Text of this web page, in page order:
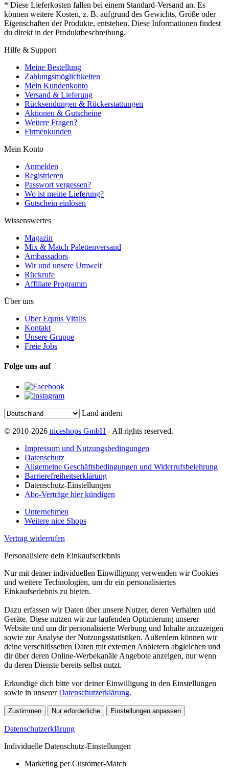
* Diese Lieferkosten fallen bei einem Standard-Versand an. Es
können weitere Kosten, z. B. aufgrund des Gewichts, Größe oder
Eigenschaften der Produkte, entstehen. Diese Informationen findest
du direkt in der Produktbeschreibung.
Hilfe & Support
Meine Bestellung
Zahlungsmöglichkeiten
Mein Kundenkonto
Versand & Lieferung
Rücksendungen & Rückerstattungen
Aktionen & Gutscheine
Weitere Fragen?
Firmenkunden
Mein Konto
Anmelden
Registrieren
Passwort vergessen?
Wo ist meine Lieferung?
Gutschein einlösen
Wissenswertes
Magazin
Mix & Match Palettenversand
Ambassadors
Wir und unsere Umwelt
Rückrufe
Affiliate Programm
Über uns
Über Equus Vitalis
Kontakt
Unsere Gruppe
Freie Jobs
Folge uns auf
Land ändern
© 2010-2026 niceshops GmbH - All rights reserved.
Impressum und Nutzungsbedingungen
Datenschutz
Allgemeine Geschäftsbedingungen und Widerrufsbelehrung
Barrierefreiheitserklärung
Datenschutz-Einstellungen
Abo-Verträge hier kündigen
Unternehmen
Weitere nice Shops
Vertrag widerrufen
Personalisiere dein Einkaufserlebnis
Nur mit deiner individuellen Einwilligung verwenden wir Cookies
und weitere Technologien, um dir ein personalisiertes
Einkaufserlebnis zu bieten.
Dazu erfassen wir Daten über unsere Nutzer, deren Verhalten und
Geräte. Diese nutzen wir zur laufenden Optimierung unserer
Website und um dir personalisierte Werbung und Inhalte anzuzeigen
sowie zur Analyse der Nutzungsstatistiken. Außerdem können wir
deine verschlüsselten Daten mit externen Anbietern abgleichen und
dir über deren Online-Werbekanäle Angebote anzeigen, nur wenn
du deren Dienste bereits selbst nutzt.
Erkundige dich bitte vor deiner Einwilligung in den Einstellungen
sowie in unsererDatenschutzerklärung.
Zustimmen Nur erforderliche Einstellungen anpassen
Datenschutzerklärung
Individuelle Datenschutz-Einstellungen
Marketing per Customer-Match